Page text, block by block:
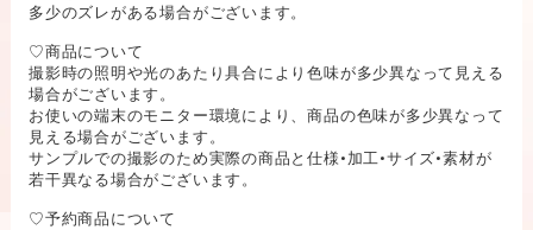
多少のズレがある場合がございます。
♡商品について
撮影時の照明や光のあたり具合により色味が多少異なって見える
場合がございます。
お使いの端末のモニター環境により、商品の色味が多少異なって
見える場合がございます。
サンプルでの撮影のため実際の商品と仕様•加工•サイズ•素材が
若干異なる場合がございます。
♡予約商品について